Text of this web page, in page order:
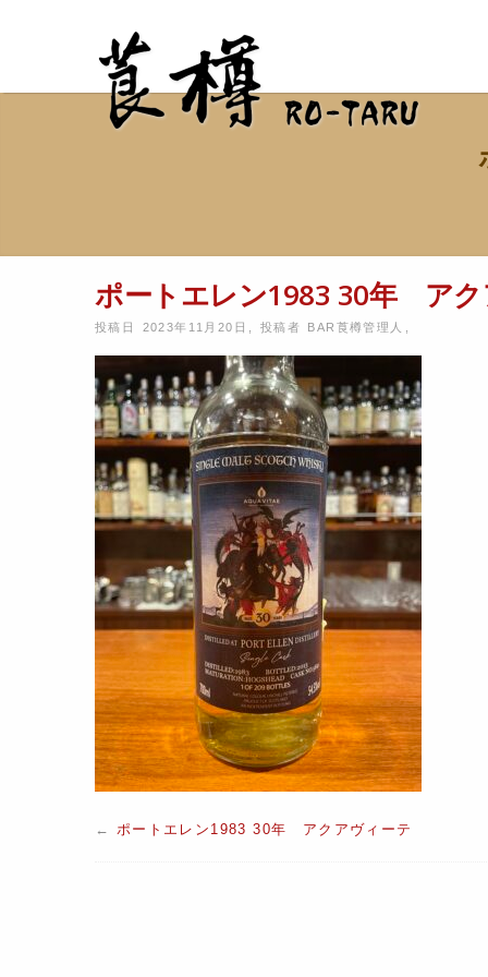
ポートエレン1983 30年 アク
投稿日 2023年11月20日 投稿者 BAR莨樽管理人
← ポートエレン1983 30年 アクアヴィーテ